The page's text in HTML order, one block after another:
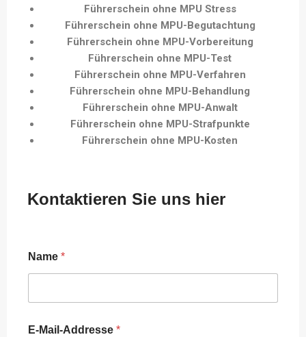
Führerschein ohne MPU Stress
Führerschein ohne MPU-Begutachtung
Führerschein ohne MPU-Vorbereitung
Führerschein ohne MPU-Test
Führerschein ohne MPU-Verfahren
Führerschein ohne MPU-Behandlung
Führerschein ohne MPU-Anwalt
Führerschein ohne MPU-Strafpunkte
Führerschein ohne MPU-Kosten
Kontaktieren Sie uns hier
Name *
E-Mail-Addresse *